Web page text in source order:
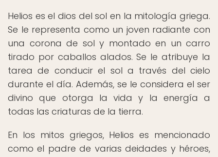
Helios es el dios del sol en la mitología griega.
Se le representa como un joven radiante con
una corona de sol y montado en un carro
tirado por caballos alados. Se le atribuye la
tarea de conducir el sol a través del cielo
durante el día. Además, se le considera el ser
divino que otorga la vida y la energía a
todas las criaturas de la tierra.
En los mitos griegos, Helios es mencionado
como el padre de varias deidades y héroes,